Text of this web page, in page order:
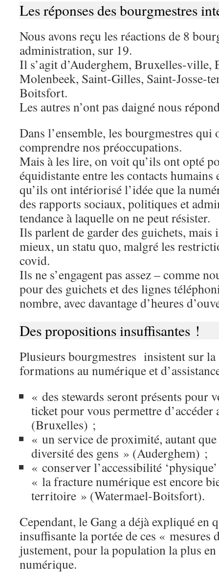
Les réponses des bourgmestres
Nous avons reçu les réactions de 8
administration, sur 19.
Il s’agit d’Auderghem, Bruxelles-ville,
Molenbeek, Saint-Gilles, Saint-Josse-
Boitsfort.
Les autres n’ont pas daigné nous
Dans l’ensemble, les bourgmestres qui
comprendre nos préoccupations.
Mais à les lire, on voit qu’ils ont opté
équidistante entre les contacts humains
qu’ils ont intériorisé l’idée que la
des rapports sociaux, politiques et
tendance à laquelle on ne peut résister.
Ils parlent de garder des guichets, mais
mieux, un statu quo, malgré les
covid.
Ils ne s’engagent pas assez – comme
pour des guichets et des lignes
nombre, avec davantage d’heures
Des propositions insuffisantes !
Plusieurs bourgmestres insistent sur la
formations au numérique et
« des stewards seront présents pour
ticket pour vous permettre
(Bruxelles) ;
« un service de proximité, autant
diversité des gens » (Auderghem) ;
« conserver l’accessibilité
« la fracture numérique est encore
territoire » (Watermael-Boitsfort).
Cependant, le Gang a déjà expliqué en
insuffisante la portée de ces « mesures
justement, pour la population la plus
numérique.